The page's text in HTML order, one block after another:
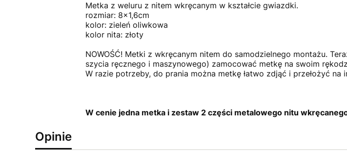
Metka z weluru z nitem wkręcanym w kształcie gwiazdki.
rozmiar: 8x1,6cm
kolor: zieleń oliwkowa
kolor nita: złoty
NOWOŚĆ! Metki z wkręcanym nitem do samodzielnego montażu.
szycia ręcznego i maszynowego) zamocować metkę na swoim
W razie potrzeby, do prania można metkę łatwo zdjąć i przełożyć na
W cenie jedna metka i zestaw 2 części metalowego nitu
Opinie